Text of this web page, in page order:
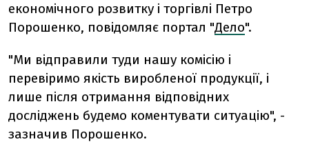
економічного розвитку і торгівлі Петро
Порошенко, повідомляє портал "Дело".
"Ми відправили туди нашу комісію і
перевіримо якість виробленої продукції, і
лише після отримання відповідних
досліджень будемо коментувати ситуацію", -
зазначив Порошенко.